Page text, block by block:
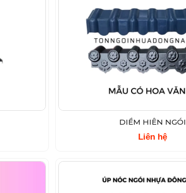
DIỀM HIÊN NGÓI
Liên hệ